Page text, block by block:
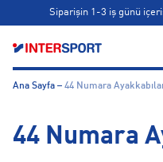
Bonus kartlara özel
Ana Sayfa 44 Numara
44 Numara